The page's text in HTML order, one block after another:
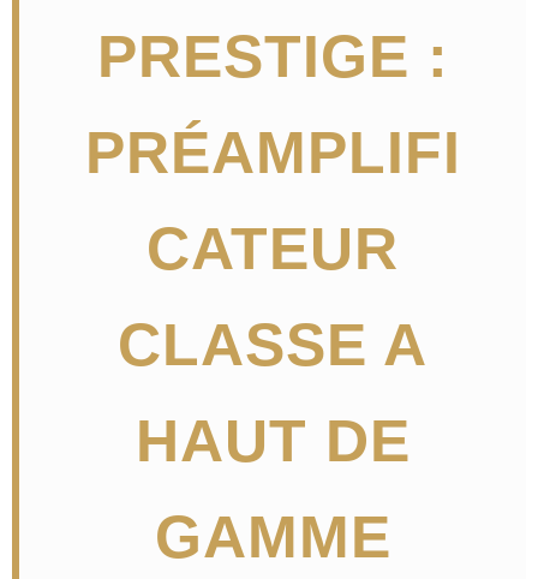
PRESTIGE :
PRÉAMPLIFI
CATEUR
CLASSE A
HAUT DE
GAMME